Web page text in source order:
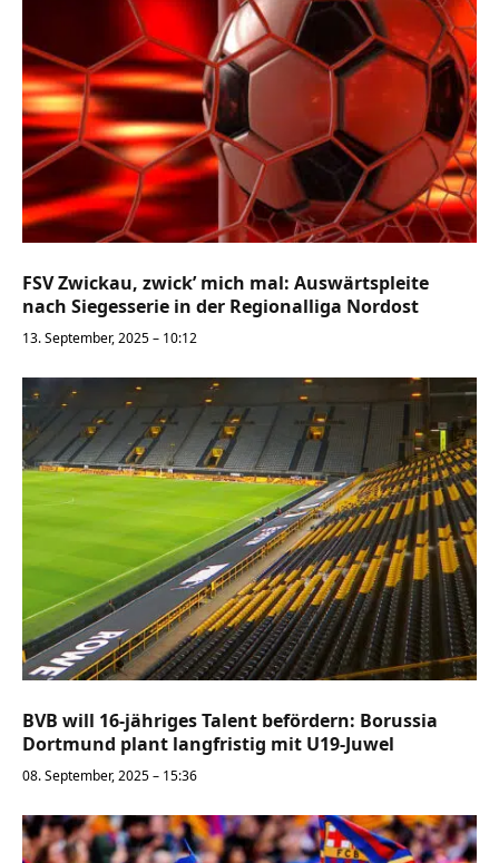
FSV Zwickau, zwick’ mich mal: Auswärtspleite
nach Siegesserie in der Regionalliga Nordost
13. September, 2025 – 10:12
BVB will 16-jähriges Talent befördern: Borussia
Dortmund plant langfristig mit U19-Juwel
08. September, 2025 – 15:36